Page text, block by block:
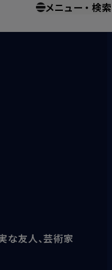
メニュー ・ 検索
な友人、芸術家